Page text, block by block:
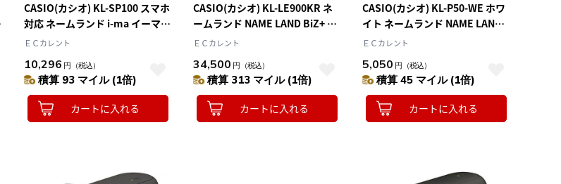
2
3
CASIO(カシオ) KL-SP100 スマホ
対応 ネームランド i-ma イーマ
24mm幅対応
ＥＣカレント
10,296 円 （税込）
積算 93 マイル (1倍)
カートに入れる
CASIO(カシオ) KL-LE900KR ネ
ームランド NAME LAND BiZ+ ネ
ームランド ビズプラス
ＥＣカレント
34,500 円 （税込）
積算 313 マイル (1倍)
カートに入れる
CASIO(カシオ) KL-P50-WE ホワ
イト ネームランド NAME LAND
18mm対応
ＥＣカレント
5,050 円 （税込）
積算 45 マイル (1倍)
カートに入れる